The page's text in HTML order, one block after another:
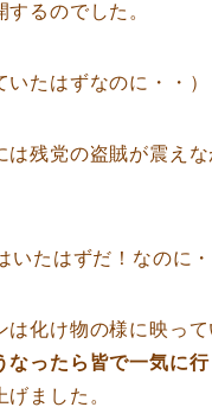
るのでした。
いたはずなのに・・）
は残党の盗賊が震えな
いたはずだ！なのに・
は化け物の様に映っ
なったら皆で一気に
ました。